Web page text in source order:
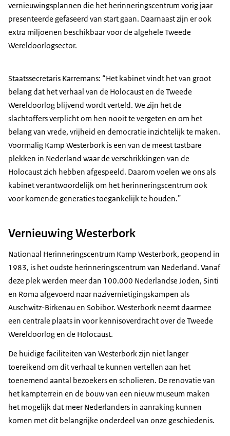
vernieuwingsplannen die het herinneringscentrum vorig jaar
presenteerde gefaseerd van start gaan. Daarnaast zijn er ook
extra miljoenen beschikbaar voor de algehele Tweede
Wereldoorlogsector.
Staatssecretaris Karremans: “Het kabinet vindt het van groot
belang dat het verhaal van de Holocaust en de Tweede
Wereldoorlog blijvend wordt verteld. We zijn het de
slachtoffers verplicht om hen nooit te vergeten en om het
belang van vrede, vrijheid en democratie inzichtelijk te maken.
Voormalig Kamp Westerbork is een van de meest tastbare
plekken in Nederland waar de verschrikkingen van de
Holocaust zich hebben afgespeeld. Daarom voelen we ons als
kabinet verantwoordelijk om het herinneringscentrum ook
voor komende generaties toegankelijk te houden.”
Vernieuwing Westerbork
Nationaal Herinneringscentrum Kamp Westerbork, geopend in
1983, is het oudste herinneringscentrum van Nederland. Vanaf
deze plek werden meer dan 100.000 Nederlandse Joden, Sinti
en Roma afgevoerd naar nazivernietigingskampen als
Auschwitz-Birkenau en Sobibor. Westerbork neemt daarmee
een centrale plaats in voor kennisoverdracht over de Tweede
Wereldoorlog en de Holocaust.
De huidige faciliteiten van Westerbork zijn niet langer
toereikend om dit verhaal te kunnen vertellen aan het
toenemend aantal bezoekers en scholieren. De renovatie van
het kampterrein en de bouw van een nieuw museum maken
het mogelijk dat meer Nederlanders in aanraking kunnen
komen met dit belangrijke onderdeel van onze geschiedenis.